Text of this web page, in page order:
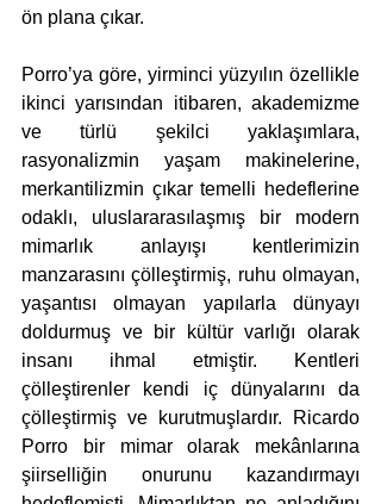
ön plana çıkar.
Porro’ya göre, yirminci yüzyılın özellikle
ikinci yarısından itibaren, akademizme
ve türlü şekilci yaklaşımlara,
rasyonalizmin yaşam makinelerine,
merkantilizmin çıkar temelli hedeflerine
odaklı, uluslararasılaşmış bir modern
mimarlık anlayışı kentlerimizin
manzarasını çölleştirmiş, ruhu olmayan,
yaşantısı olmayan yapılarla dünyayı
doldurmuş ve bir kültür varlığı olarak
insanı ihmal etmiştir. Kentleri
çölleştirenler kendi iç dünyalarını da
çölleştirmiş ve kurutmuşlardır. Ricardo
Porro bir mimar olarak mekânlarına
şiirselliğin onurunu kazandırmayı